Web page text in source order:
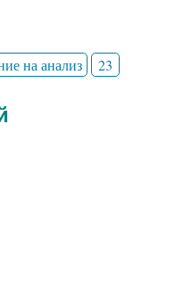
на анализ 23